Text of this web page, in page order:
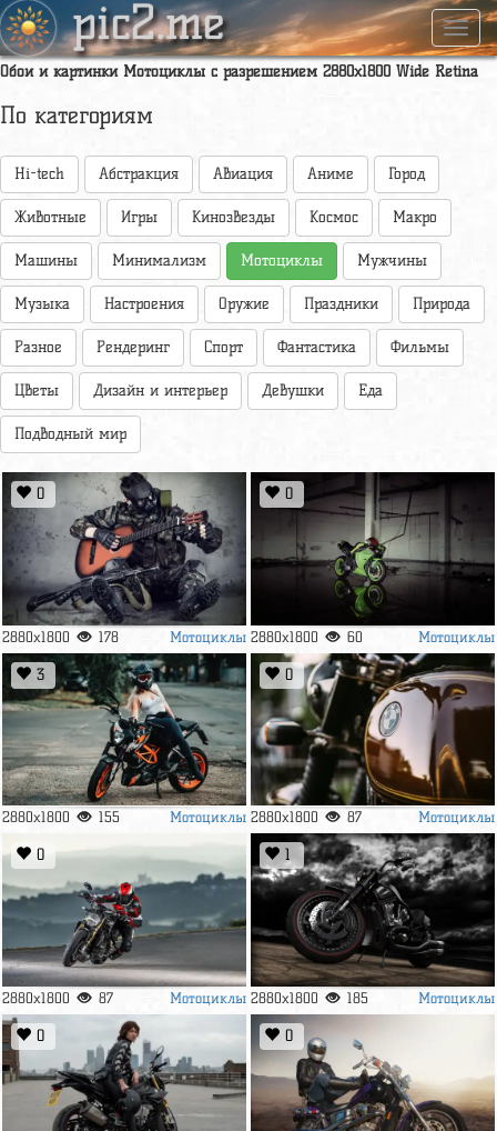
pic2.me
Обои и картинки Мотоциклы с разрешением 2880x1800 Wide Retina
По категориям
Hi-tech Абстракция Авиация Аниме Город
Животные Игры Кинозвезды Космос Макро
Машины Минимализм Мотоциклы Мужчины
Музыка Настроения Оружие Праздники Природа
Разное Рендеринг Спорт Фантастика Фильмы
Цветы Дизайн и интерьер Девушки Еда
Подводный мир
0
2880x1800 178 Мотоциклы
0
2880x1800 60 Мотоциклы
3
2880x1800 155 Мотоциклы
0
2880x1800 87 Мотоциклы
0
2880x1800 87 Мотоциклы
1
2880x1800 185 Мотоциклы
0 0